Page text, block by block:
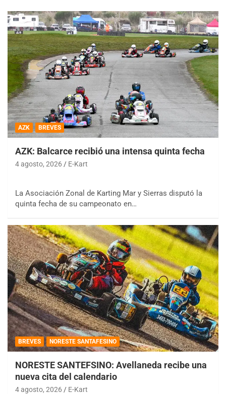
AZK BREVES
AZK: Balcarce recibió una intensa quinta fecha
4 agosto, 2026 E-Kart
La Asociación Zonal de Karting Mar y Sierras disputó la
quinta fecha de su campeonato en…
BREVES NORESTE SANTAFESINO
NORESTE SANTEFSINO: Avellaneda recibe una
nueva cita del calendario
4 agosto, 2026 E-Kart